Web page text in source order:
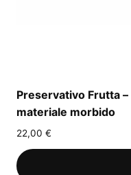
Preservativo Frutta
materiale morbido
22,00 €